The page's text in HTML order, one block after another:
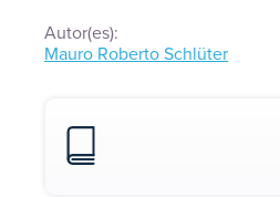
Autor(es):
Mauro Roberto Schlüter